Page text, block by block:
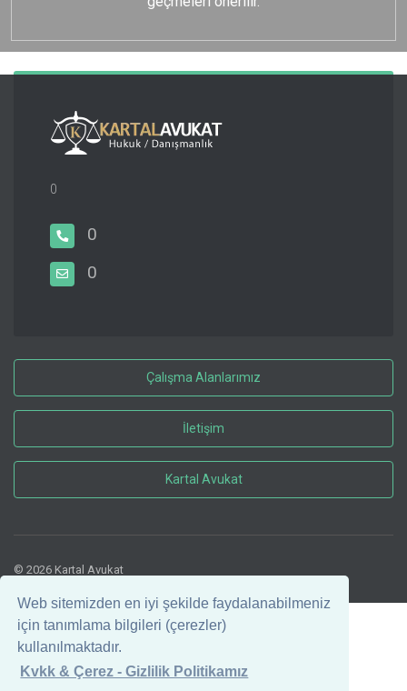
Web sitemizden en iyi şekilde faydalanabilmeniz
için tanımlama bilgileri (çerezler)
kullanılmaktadır.
Kvkk & Çerez - Gizlilik Politikamız
0
0
0
Çalışma Alanlarımız
İletişim
Kartal Avukat
© 2026 Kartal Avukat